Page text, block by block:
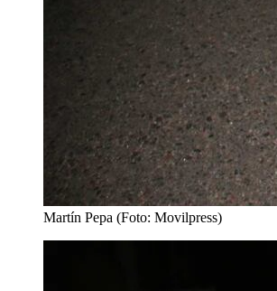
Martín Pepa (Foto: Movilpress)